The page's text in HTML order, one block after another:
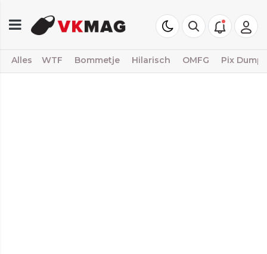
Alles WTF Bommetje Hilarisch OMFG Pix Dump